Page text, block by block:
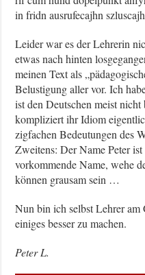
in fridn ausrufecajhn
Leider war es der Lehrerin
etwas nach hinten
meinen Text als
Belustigung aller vor. Ich
ist den Deutschen meist
kompliziert ihr Idiom
zigfachen Bedeutungen des
Zweitens: Der Name Peter
vorkommende Name, wehe
können grausam sein …
Nun bin ich selbst Lehrer am
einiges besser zu machen.
Peter L.